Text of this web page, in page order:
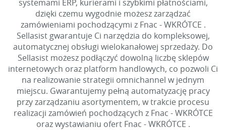
systemami ERP, kurierami i szybkimi płatnościami,
dzięki czemu wygodnie możesz zarządzać
zamówieniami pochodzącymi z Fnac - WKRÓTCE .
Sellasist gwarantuje Ci narzędzia do kompleksowej,
automatycznej obsługi wielokanałowej sprzedaży. Do
Sellasist możesz podłączyć dowolną liczbę sklepów
internetowych oraz platform handlowych, co pozwoli Ci
na realizowanie strategii omnichannel w jednym
miejscu. Gwarantujemy pełną automatyzację pracy
przy zarządzaniu asortymentem, w trakcie procesu
realizacji zamówień pochodzących z Fnac - WKRÓTCE
oraz wystawianiu ofert Fnac - WKRÓTCE .